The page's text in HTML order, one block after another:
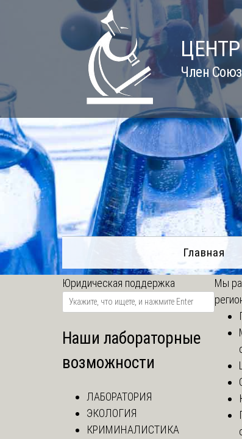
Член
Главная
Юридическая поддержка
Наши лабораторные
возможности
ЛАБОРАТОРИЯ
ЭКОЛОГИЯ
КРИМИНАЛИСТИКА
Мы